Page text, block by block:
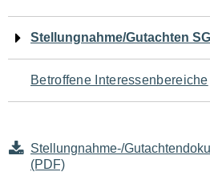
Navigation
für
den
Seiteninhalt
Stellungnahme/Gutachten
Betroffene Interessenbereiche
Stellungnahme-/
(PDF)